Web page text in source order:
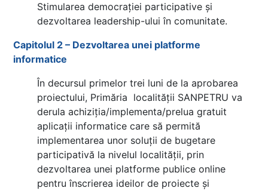
Stimularea democrației participative și
dezvoltarea leadership-ului în comunitate.
Capitolul 2 – Dezvoltarea unei platforme
informatice
În decursul primelor trei luni de la aprobarea
proiectului, Primăria localității SANPETRU va
derula achiziția/implementa/prelua gratuit
aplicații informatice care să permită
implementarea unor soluții de bugetare
participativă la nivelul localității, prin
dezvoltarea unei platforme publice online
pentru înscrierea ideilor de proiecte și